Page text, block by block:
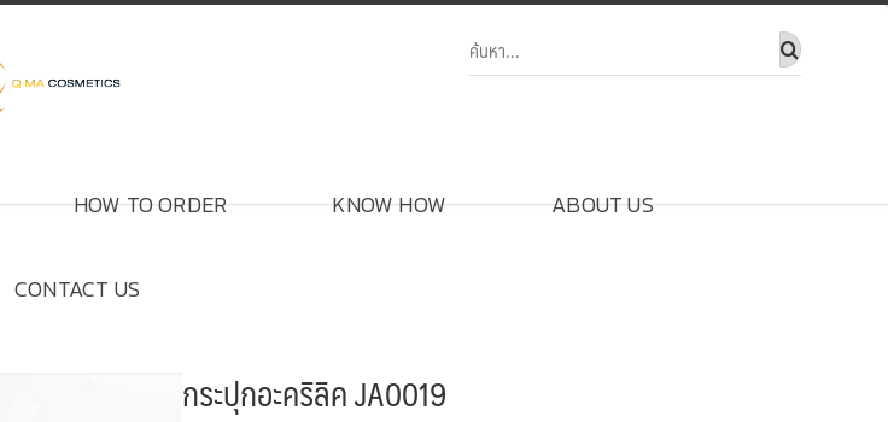
HOW TO ORDER KNOW HOW ABOUT US
CONTACT US
กระปุกอะคริลิค JA0019